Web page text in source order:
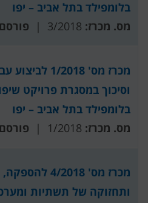
בלומפילד בתל אביב – יפו
מס. מכרז:
מכרז מס' 1/
וסיכוך במסגרת פרויקט
בלומפילד בתל אביב – יפו
מס. מכרז:
מכרז מס' 4/
ותחזוקה של תשתיות